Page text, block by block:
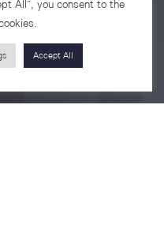
สารคณะ
0-2218-1185
All”, you consent to the
Accept All